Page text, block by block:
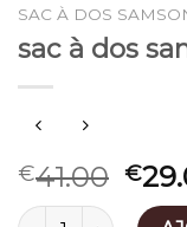
SAC À DOS
sac à dos
€41.00 €
quantité de sac à